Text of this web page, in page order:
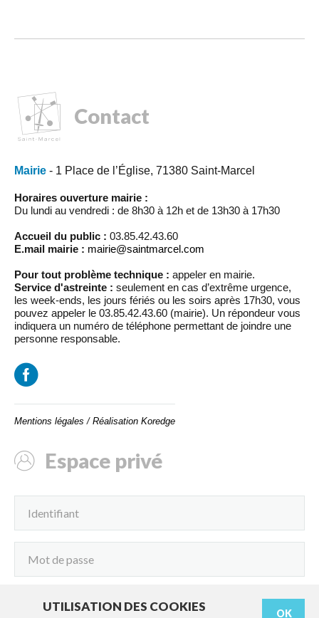
Contact
Mairie - 1 Place de l’Église, 71380 Saint-Marcel
Horaires ouverture mairie :
Du lundi au vendredi : de 8h30 à 12h et de 13h30 à 17h30
Accueil du public : 03.85.42.43.60
E.mail mairie : mairie@saintmarcel.com
Pour tout problème technique : appeler en mairie.
Service d'astreinte : seulement en cas d’extrême urgence,
les week-ends, les jours fériés ou les soirs après 17h30, vous
pouvez appeler le 03.85.42.43.60 (mairie). Un répondeur vous
indiquera un numéro de téléphone permettant de joindre une
personne responsable.
Mentions légales / Réalisation Koredge
Espace privé
OK
UTILISATION DES COOKIES